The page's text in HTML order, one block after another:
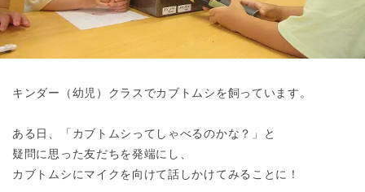
東京都
東京都 全域
キンダー（幼児）クラスでカブトムシを飼っています。
ある日、「カブトムシってしゃべるのかな？」と
疑問に思った友だちを発端にし、
カブトムシにマイクを向けて話しかけてみることに！